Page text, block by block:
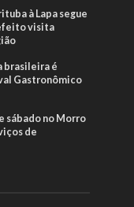
à Lapa segue
visita
brasileira é
Gastronômico
sábado no Morro
de